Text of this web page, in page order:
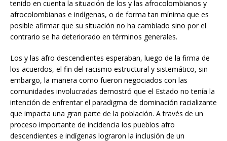
tenido en cuenta la situación de los y las afrocolombianos y
afrocolombianas e indígenas, o de forma tan mínima que es
posible afirmar que su situación no ha cambiado sino por el
contrario se ha deteriorado en términos generales.
Los y las afro descendientes esperaban, luego de la firma de
los acuerdos, el fin del racismo estructural y sistemático, sin
embargo, la manera como fueron negociados con las
comunidades involucradas demostró que el Estado no tenía la
intención de enfrentar el paradigma de dominación racializante
que impacta una gran parte de la población. A través de un
proceso importante de incidencia los pueblos afro
descendientes e indígenas lograron la inclusión de un